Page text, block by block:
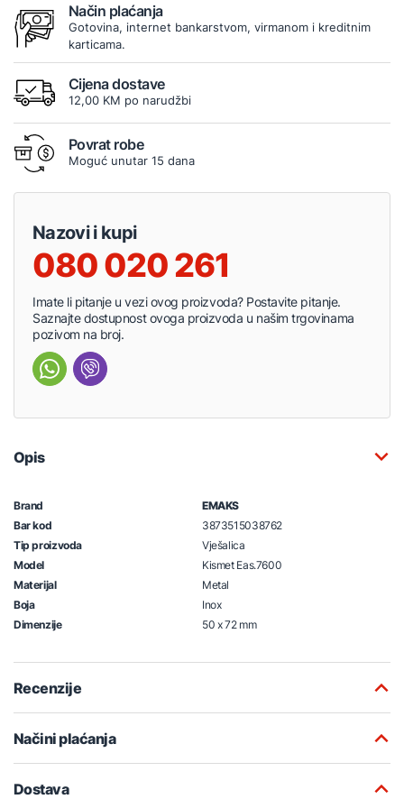
Način plaćanja
Gotovina, internet bankarstvom, virmanom i kreditnim
karticama.
Cijena dostave
12,00 KM po narudžbi
Povrat robe
Moguć unutar 15 dana
Nazovi i kupi
080 020 261
Imate li pitanje u vezi ovog proizvoda? Postavite pitanje.
Saznajte dostupnost ovoga proizvoda u našim trgovinama
pozivom na broj.
Opis
Brand
EMAKS
Bar kod
3873515038762
Tip proizvoda
Vješalica
Model
Kismet Eas.7600
Materijal
Metal
Boja
Inox
Dimenzije
50 x 72 mm
Recenzije
Načini plaćanja
Dostava